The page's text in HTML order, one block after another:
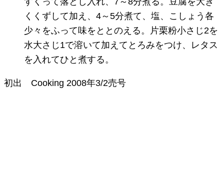
くくずして加え、4～5分煮て、塩、こしょう各
少々をふって味をととのえる。片栗粉小さじ2を
水大さじ1で溶いて加えてとろみをつけ、レタス
を入れてひと煮する。
初出 Cooking 2008年3/2売号